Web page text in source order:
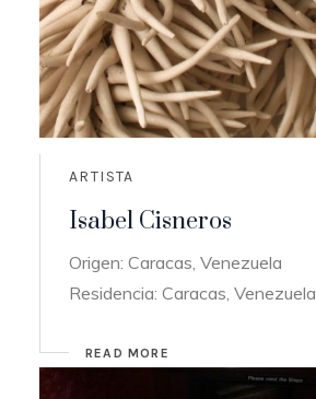
ARTISTA
Isabel Cisneros
Origen: Caracas, Venezuela
Residencia: Caracas, Venezuela
READ MORE